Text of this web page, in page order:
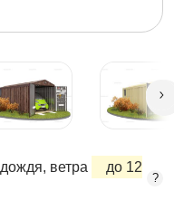
дождя, ветра
до 12
?